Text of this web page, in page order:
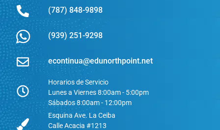
(787) 848-9898
(939) 251-9298
econtinua@edunorthpoint.net
Horarios de Servicio
Lunes a Viernes 8:00am - 5:00pm
Sábados 8:00am - 12:00pm
Esquina Ave. La Ceiba
Calle Acacia #1213